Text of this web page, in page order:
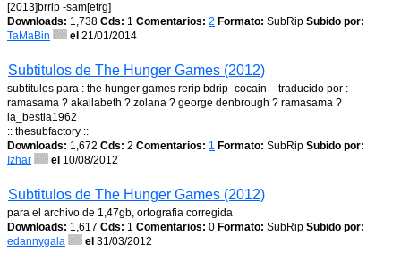
[2013]brrip -sam[etrg]
Downloads: 1,738 Cds: 1 Comentarios: 2 Formato: SubRip Subido por:
TaMaBin
el 21/01/2014
Subtitulos de The Hunger Games (2012)
subtitulos para : the hunger games rerip bdrip -cocain – traducido por :
ramasama ? akallabeth ? zolana ? george denbrough ? ramasama ?
la_bestia1962
:: thesubfactory ::
Downloads: 1,672 Cds: 2 Comentarios: 1 Formato: SubRip Subido por:
Izhar
el 10/08/2012
Subtitulos de The Hunger Games (2012)
para el archivo de 1,47gb, ortografia corregida
Downloads: 1,617 Cds: 1 Comentarios: 0 Formato: SubRip Subido por:
edannygala
el 31/03/2012